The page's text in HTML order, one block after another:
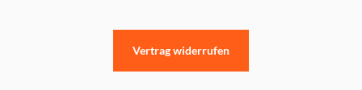
Vertrag widerrufen